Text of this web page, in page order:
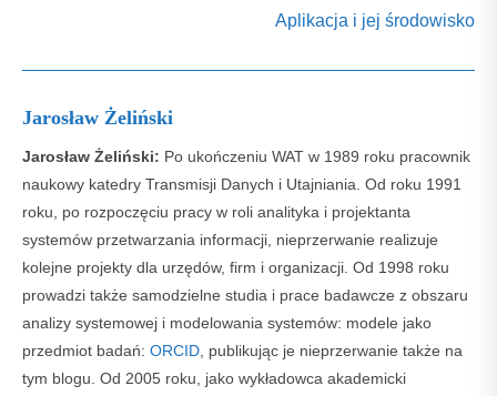
Aplikacja i jej środowisko
Jarosław Żeliński
Jarosław Żeliński: Po ukończeniu WAT w 1989 roku pracownik
naukowy katedry Transmisji Danych i Utajniania. Od roku 1991
roku, po rozpoczęciu pracy w roli analityka i projektanta
systemów przetwarzania informacji, nieprzerwanie realizuje
kolejne projekty dla urzędów, firm i organizacji. Od 1998 roku
prowadzi także samodzielne studia i prace badawcze z obszaru
analizy systemowej i modelowania systemów: modele jako
przedmiot badań: ORCID, publikując je nieprzerwanie także na
tym blogu. Od 2005 roku, jako wykładowca akademicki